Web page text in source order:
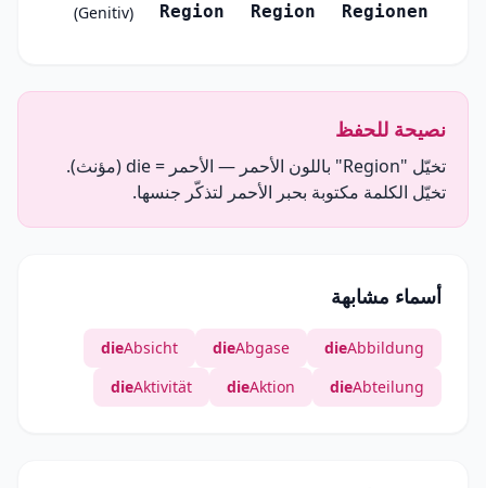
(Genitiv)
Region
Region
Regionen
نصيحة للحفظ
تخيّل "Region" باللون الأحمر — الأحمر = die (مؤنث).
تخيّل الكلمة مكتوبة بحبر الأحمر لتذكّر جنسها.
أسماء مشابهة
dieAbbildung
dieAbgase
dieAbsicht
dieAbteilung
dieAktion
dieAktivität